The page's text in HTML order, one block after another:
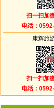
扫一扫加
电话：
康辉旅
扫一扫加
电话：